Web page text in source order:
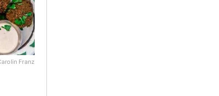
Franz